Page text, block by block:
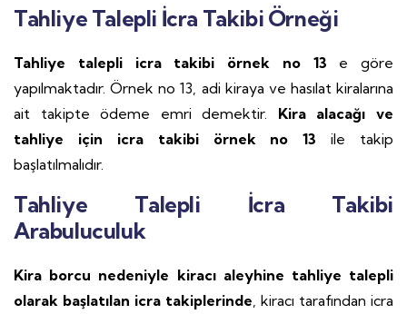
Tahliye Talepli İcra Takibi Örneği
Tahliye talepli icra takibi örnek no 13 e göre
yapılmaktadır. Örnek no 13, adi kiraya ve hasılat kiralarına
ait takipte ödeme emri demektir. Kira alacağı ve
tahliye için icra takibi örnek no 13 ile takip
başlatılmalıdır.
Tahliye Talepli İcra Takibi
Arabuluculuk
Kira borcu nedeniyle kiracı aleyhine tahliye talepli
olarak başlatılan icra takiplerinde, kiracı tarafından icra